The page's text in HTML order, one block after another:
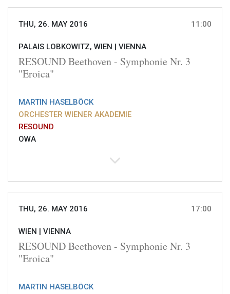
THU, 26. MAY 2016 11:00
PALAIS LOBKOWITZ, WIEN | VIENNA
RESOUND Beethoven - Symphonie Nr. 3
"Eroica"
MARTIN HASELBÖCK
ORCHESTER WIENER AKADEMIE
RESOUND
OWA
THU, 26. MAY 2016 17:00
WIEN | VIENNA
RESOUND Beethoven - Symphonie Nr. 3
"Eroica"
MARTIN HASELBÖCK